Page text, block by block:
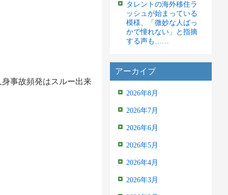
事故頻発はスルー出来
タレントの海外移住ラ
ッシュが始まっている
模様、「微妙な人ばっ
かで憧れない」と指摘
する声も……
アーカイブ
2026年8月
2026年7月
2026年6月
2026年5月
2026年4月
2026年3月